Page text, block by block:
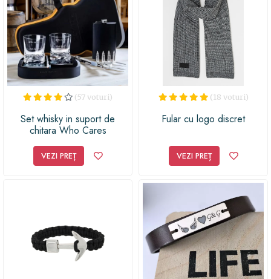
(57 voturi)
Set whisky in suport de
chitara Who Cares
VEZI PREȚ
(18 voturi)
Fular cu logo discret
VEZI PREȚ